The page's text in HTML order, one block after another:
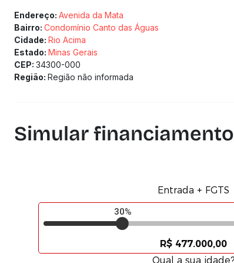
Endereço: Avenida da Mata
Bairro: Condomínio Canto das Águas
Cidade: Rio Acima
Estado: Minas Gerais
CEP: 34300-000
Região: Região não informada
Simular financiamento